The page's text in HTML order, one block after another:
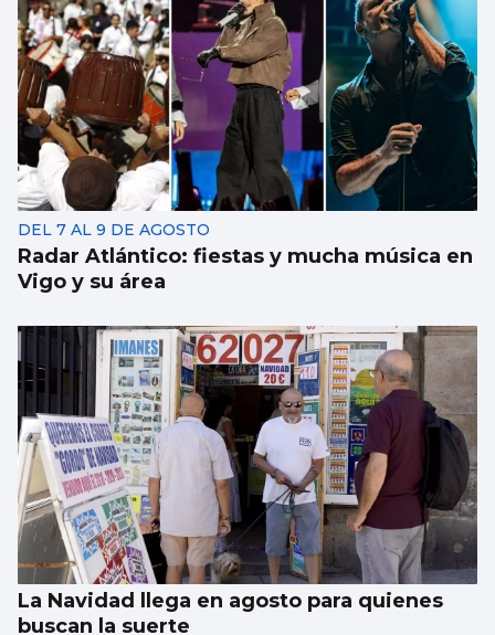
DEL 7 AL 9 DE AGOSTO
Radar Atlántico: fiestas y mucha música en
Vigo y su área
La Navidad llega en agosto para quienes
buscan la suerte